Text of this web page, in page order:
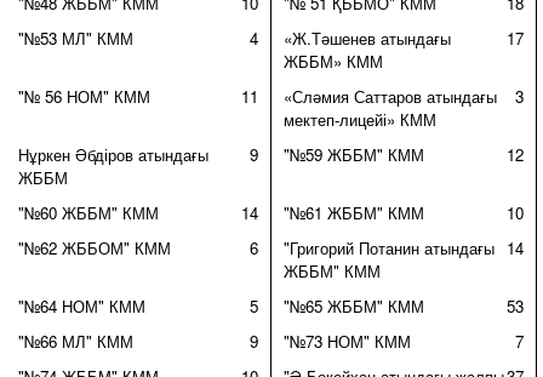
"№53 МЛ" КММ
4
«Ж.Тәшенев атындағы
ЖББМ» КММ
17
"№ 56 НОМ" КММ 11
«Сләмия Саттаров атындағы
мектеп-лицейі» КММ
3
Нұркен Әбдіров атындағы
ЖББМ
9 "№59 ЖББМ" КММ 12
"№60 ЖББМ" КММ 14 "№61 ЖББМ" КММ
10
"№62 ЖББОМ" КММ
6
"Григорий Потанин атындағы
ЖББМ" КММ
14
"№64 НОМ" КММ 5 "№65 ЖББМ" КММ
53
"№66 МЛ" КММ
9 "№73 НОМ" КММ
7